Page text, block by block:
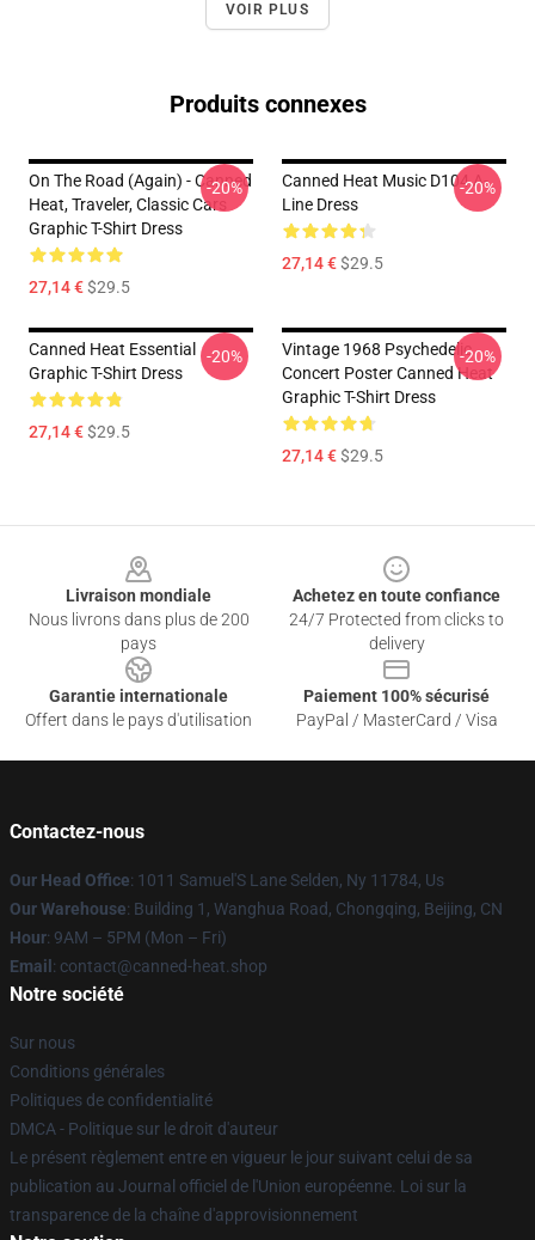
VOIR PLUS
Produits connexes
On The Road (again) - Canned
Heat, Traveler, Classic Cars
Graphic T-Shirt Dress
27,14 €$29.5
-20%
Canned Heat Music D104 A-
Line Dress
27,14 €$29.5
-20%
Canned Heat Essential
Graphic T-Shirt Dress
27,14 €$29.5
-20%
Vintage 1968 Psychedelic
Concert Poster Canned Heat
Graphic T-Shirt Dress
27,14 €$29.5
-20%
Livraison mondiale
Nous livrons dans plus de 200
pays
Achetez en toute confiance
24/7 Protected from clicks to
delivery
Garantie internationale
Offert dans le pays d'utilisation
Paiement 100% sécurisé
PayPal / MasterCard / Visa
Contactez-nous
Our Head Office: 1011 Samuel'S Lane Selden, Ny 11784, Us
Our Warehouse: Building 1, Wanghua Road, Chongqing, Beijing, CN
Hour: 9AM – 5PM (Mon – Fri)
Email : contact@canned-heat.shop
Notre société
Sur nous
Conditions générales
Politiques de confidentialité
DMCA - Politique sur le droit d'auteur
Le présent règlement entre en vigueur le jour suivant celui de sa
publication au Journal officiel de l'Union européenne. Loi sur la
transparence de la chaîne d'approvisionnement